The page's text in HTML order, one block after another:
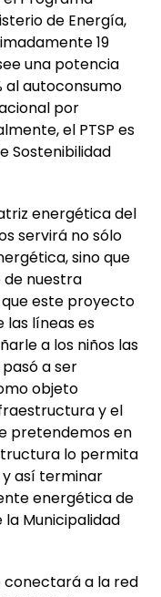
de Energía,
19
una potencia
al autoconsumo
por
el PTSP es
Sostenibilidad
energética del
servirá no sólo
sino que
nuestra
este proyecto
las líneas es
a los niños las
a ser
objeto
y el
pretendemos en
lo permita
así terminar
energética de
la Municipalidad
conectará a la red